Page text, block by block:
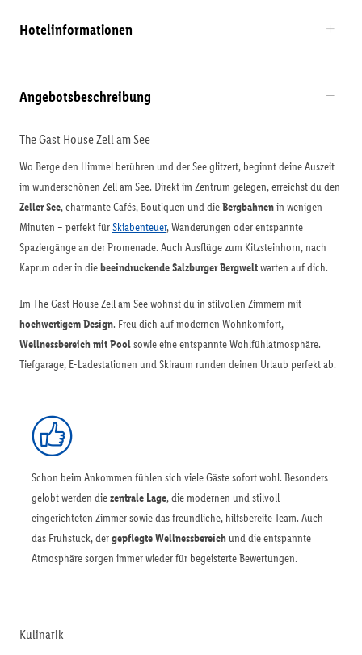
Hotelinformationen
Angebotsbeschreibung
The Gast House Zell am See
Wo Berge den Himmel berühren und der See glitzert, beginnt deine Auszeit
im wunderschönen Zell am See. Direkt im Zentrum gelegen, erreichst du den
Zeller See, charmante Cafés, Boutiquen und dieBergbahnenin wenigen
Minuten – perfekt fürSkiabenteuer, Wanderungen oder entspannte
Spaziergänge an der Promenade. Auch Ausflüge zum Kitzsteinhorn, nach
Kaprun oder in diebeeindruckende Salzburger Bergweltwarten auf dich.
Im The Gast House Zell am See wohnst du in stilvollen Zimmern mit
hochwertigem Design. Freu dich auf modernen Wohnkomfort,
Wellnessbereich mit Poolsowie eine entspannte Wohlfühlatmosphäre.
Tiefgarage, E-Ladestationen und Skiraum runden deinen Urlaub perfekt ab.
Schon beim Ankommen fühlen sich viele Gäste sofort wohl. Besonders
gelobt werden diezentrale Lage, die modernen und stilvoll
eingerichteten Zimmer sowie das freundliche, hilfsbereite Team. Auch
das Frühstück, dergepflegte Wellnessbereich und die entspannte
Atmosphäre sorgen immer wieder für begeisterte Bewertungen.
Kulinarik